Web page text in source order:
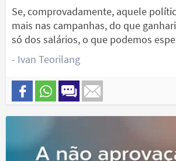
Se, comprovadamente, aquele
mais nas campanhas, do que
só dos salários, o que podemos
- Ivan Teorilang